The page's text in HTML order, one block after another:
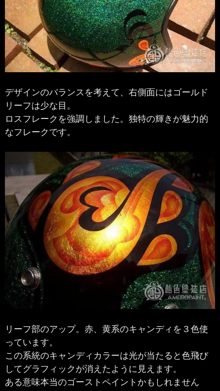
デザインのバランスを考えて、右側面にはゴールド
リーフは少な目。
ロスフレークを強調しました。独特の輝きが魅力的
なフレークです。
リーフ部のアップ。赤、黄系のキャンディを３色使
っています。
この系統のキャンディカラーは光が当たると色飛び
してグラフィックが消えたように見えます。
ある意味本当のゴーストペイントかもしれません